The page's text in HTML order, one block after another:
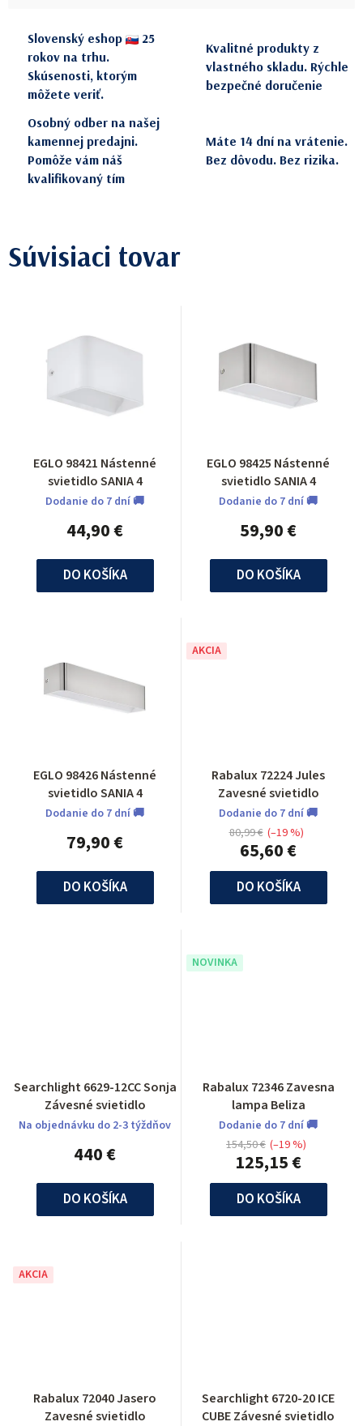
Slovenský eshop
25
rokov na trhu.
Skúsenosti, ktorým
môžete veriť.
Kvalitné produkty z
vlastného skladu. Rýchle
bezpečné doručenie
Osobný odber na našej
kamennej predajni.
Pomôže vám náš
kvalifikovaný tím
Máte 14 dní na vrátenie.
Bez dôvodu. Bez rizika.
Súvisiaci tovar
EGLO 98421 Nástenné
svietidlo SANIA 4
Dodanie do 7 dní 🚚
44,90 €
DO KOŠÍKA
EGLO 98425 Nástenné
svietidlo SANIA 4
Dodanie do 7 dní 🚚
59,90 €
DO KOŠÍKA
EGLO 98426 Nástenné
svietidlo SANIA 4
Dodanie do 7 dní 🚚
79,90 €
DO KOŠÍKA
AKCIA
Rabalux 72224 Jules
Zavesné svietidlo
Dodanie do 7 dní 🚚
65,60 €
80,99 € (–19 %)
DO KOŠÍKA
Searchlight 6629-12CC Sonja
Závesné svietidlo
Na objednávku do 2-3 týždňov
440 €
DO KOŠÍKA
NOVINKA
Rabalux 72346 Zavesna
lampa Beliza
Dodanie do 7 dní 🚚
125,15 €
154,50 € (–19 %)
DO KOŠÍKA
AKCIA
Rabalux 72040 Jasero
Zavesné svietidlo
Searchlight 6720-20 ICE
CUBE Závesné svietidlo